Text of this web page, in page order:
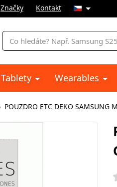
Značky Kontakt
Vyhledávání
Tablety Wearables
POUZDRO ETC DEKO SAMSUNG